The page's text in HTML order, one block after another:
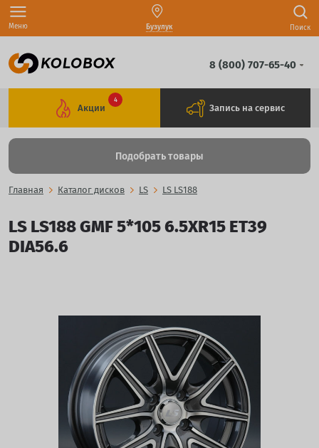
Меню Бузулук Поиск
8 (800) 707-65-40
Акции
4
Запись на сервис
Подобрать товары
Главная Каталог дисков LS LS LS188
LS LS188 GMF 5*105 6.5XR15 ET39
DIA56.6